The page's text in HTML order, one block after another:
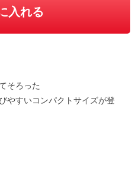
入れる
そろった
やすいコンパクトサイズが登